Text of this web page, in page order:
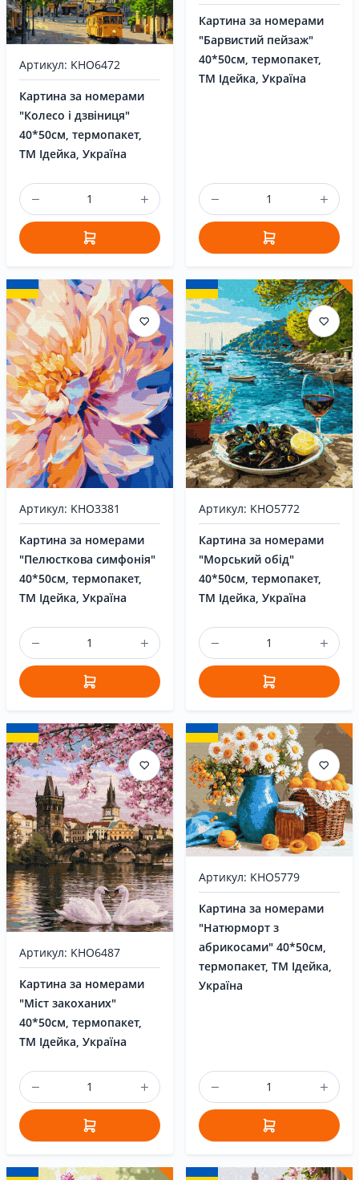
Артикул: KHO6472
Картина за номерами
"Колесо і дзвіниця"
40*50см, термопакет,
ТМ Ідейка, Україна
Картина за номерами
"Барвистий пейзаж"
40*50см, термопакет,
ТМ Ідейка, Україна
Артикул: KHO3381
Картина за номерами
"Пелюсткова симфонія"
40*50см, термопакет,
ТМ Ідейка, Україна
Артикул: KHO5772
Картина за номерами
"Морський обід"
40*50см, термопакет,
ТМ Ідейка, Україна
Артикул: KHO6487
Картина за номерами
"Міст закоханих"
40*50см, термопакет,
ТМ Ідейка, Україна
Артикул: KHO5779
Картина за номерами
"Натюрморт з
абрикосами" 40*50см,
термопакет, ТМ Ідейка,
Україна